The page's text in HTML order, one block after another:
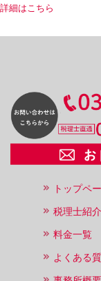
詳細はこちら
トップペ
税理士紹介
料金一覧
よくある